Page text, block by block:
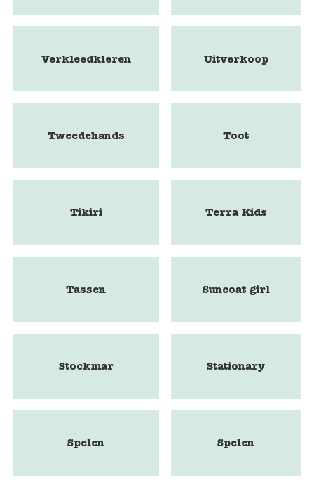
Verkleedkleren Uitverkoop
Tweedehands Toot
Tikiri Terra Kids
Tassen Suncoat girl
Stockmar Stationary
Spelen Spelen